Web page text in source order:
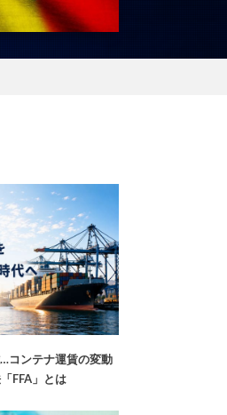
コンテナ運賃の変動
FFA」とは